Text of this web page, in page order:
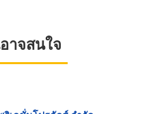
าจสนใจ